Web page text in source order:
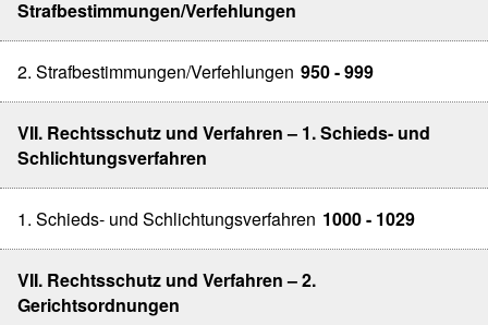
Strafbestimmungen/Verfehlungen
2. Strafbestimmungen/Verfehlungen 950 - 999
VII. Rechtsschutz und Verfahren – 1. Schieds- und
Schlichtungsverfahren
1. Schieds- und Schlichtungsverfahren 1000 - 1029
VII. Rechtsschutz und Verfahren – 2.
Gerichtsordnungen